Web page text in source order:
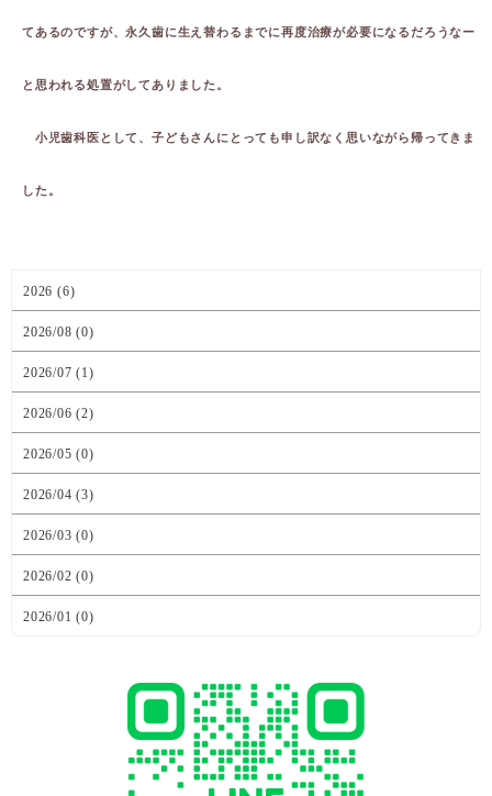
てあるのですが、永久歯に生え替わるまでに再度治療が必要になるだろうなー
と思われる処置がしてありました。
小児歯科医として、子どもさんにとっても申し訳なく思いながら帰ってきま
した。
2026 (6)
2026/08 (0)
2026/07 (1)
2026/06 (2)
2026/05 (0)
2026/04 (3)
2026/03 (0)
2026/02 (0)
2026/01 (0)